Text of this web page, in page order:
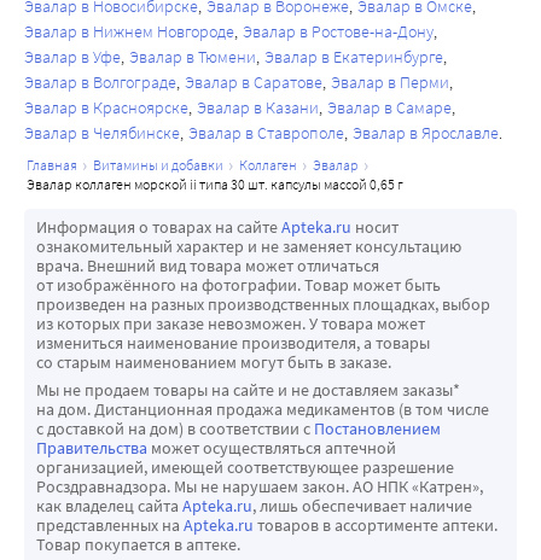
Эвалар в Новосибирске Эвалар в Воронеже Эвалар в Омске
Эвалар в Нижнем Новгороде Эвалар в Ростове-на-Дону
Эвалар в Уфе Эвалар в Тюмени Эвалар в Екатеринбурге
Эвалар в Волгограде Эвалар в Саратове Эвалар в Перми
Эвалар в Красноярске Эвалар в Казани Эвалар в Самаре
Эвалар в Челябинске Эвалар в Ставрополе Эвалар в Ярославле
главная витамины и добавки коллаген
эвалар
эвалар коллаген морской ii типа 30 шт. капсулы массой 0,65 г
Информация о товарах на сайтеApteka.ru носит
ознакомительный характер и не заменяет консультацию
врача. Внешний вид товара может отличаться
от изображённого на фотографии. Товар может быть
произведен на разных производственных площадках, выбор
из которых при заказе невозможен. У товара может
измениться наименование производителя, а товары
со старым наименованием могут быть в заказе.
Мы не продаем товары на сайте и не доставляем заказы*
на дом. Дистанционная продажа медикаментов (в том числе
с доставкой на дом) в соответствии с Постановлением
Правительства может осуществляться аптечной
организацией, имеющей соответствующее разрешение
Росздравнадзора. Мы не нарушаем закон. АО НПК «Катрен»,
как владелец сайта Apteka.ru, лишь обеспечивает наличие
представленных на Apteka.ru товаров в ассортименте аптеки.
Товар покупается в аптеке.